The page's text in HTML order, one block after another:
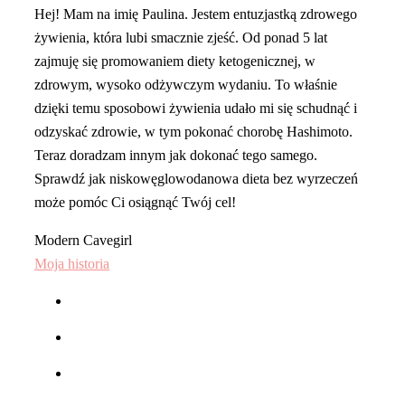
Hej! Mam na imię Paulina. Jestem entuzjastką zdrowego
żywienia, która lubi smacznie zjeść. Od ponad 5 lat
zajmuję się promowaniem diety ketogenicznej, w
zdrowym, wysoko odżywczym wydaniu. To właśnie
dzięki temu sposobowi żywienia udało mi się schudnąć i
odzyskać zdrowie, w tym pokonać chorobę Hashimoto.
Teraz doradzam innym jak dokonać tego samego.
Sprawdź jak niskowęglowodanowa dieta bez wyrzeczeń
może pomóc Ci osiągnąć Twój cel!
Modern Cavegirl
Moja historia